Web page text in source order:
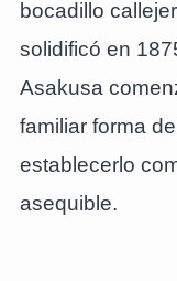
bocadillo
solidificó en
Asakusa
familiar forma
establecerlo
asequible.